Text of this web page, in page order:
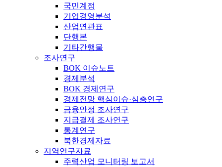
국민계정
기업경영분석
산업연관표
단행본
기타간행물
조사연구
BOK 이슈노트
경제분석
BOK 경제연구
경제전망 핵심이슈·심층연구
금융안정 조사연구
지급결제 조사연구
통계연구
북한경제자료
지역연구자료
주력산업 모니터링 보고서